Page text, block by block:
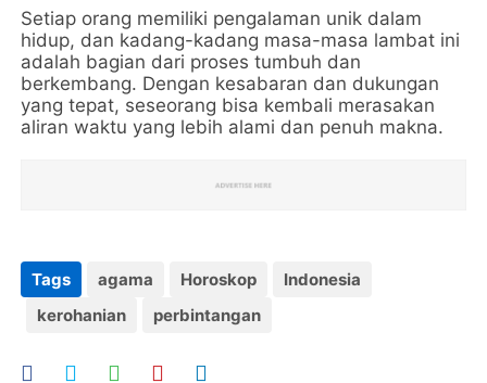
Setiap orang memiliki pengalaman unik dalam
hidup, dan kadang-kadang masa-masa lambat ini
adalah bagian dari proses tumbuh dan
berkembang. Dengan kesabaran dan dukungan
yang tepat, seseorang bisa kembali merasakan
aliran waktu yang lebih alami dan penuh makna.
Tags agama Horoskop
Indonesia
kerohanian
perbintangan